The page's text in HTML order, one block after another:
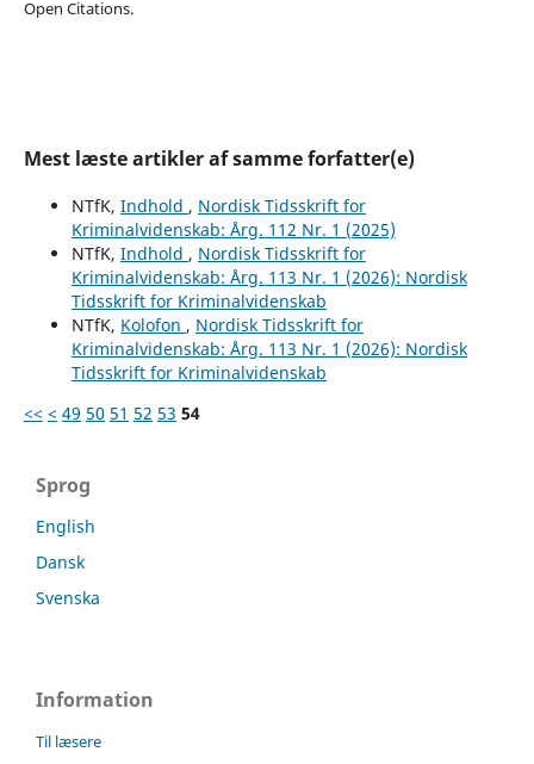
Open Citations.
Mest læste artikler af samme forfatter(e)
NTfK, Indhold , Nordisk Tidsskrift for
Kriminalvidenskab: Årg. 112 Nr. 1 (2025)
NTfK, Indhold , Nordisk Tidsskrift for
Kriminalvidenskab: Årg. 113 Nr. 1 (2026): Nordisk
Tidsskrift for Kriminalvidenskab
NTfK, Kolofon , Nordisk Tidsskrift for
Kriminalvidenskab: Årg. 113 Nr. 1 (2026): Nordisk
Tidsskrift for Kriminalvidenskab
<< < 49 50 51 52 53 54
Sprog
English
Dansk
Svenska
Information
Til læsere